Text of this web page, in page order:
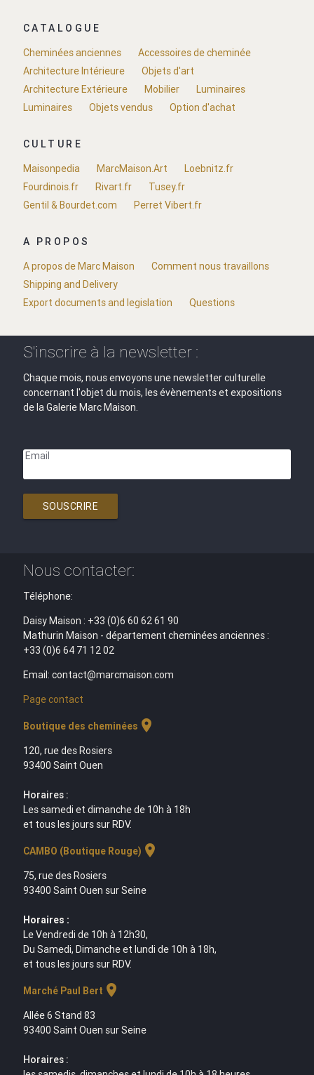
CATALOGUE
Cheminées anciennes
Accessoires de cheminée
Architecture Intérieure
Objets d'art
Architecture Extérieure
Mobilier
Luminaires
Luminaires
Objets vendus Option d'achat
CULTURE
Maisonpedia
MarcMaison.Art
Loebnitz.fr
Fourdinois.fr
Rivart.fr
Tusey.fr
Gentil & Bourdet.com
Perret Vibert.fr
A PROPOS
A propos de Marc Maison
Comment nous travaillons
Shipping and Delivery
Export documents and legislation
Questions
S'inscrire à la newsletter :
Chaque mois, nous envoyons une newsletter culturelle
concernant l'objet du mois, les évènements et expositions
de la Galerie Marc Maison.
Email
SOUSCRIRE
Nous contacter:
Téléphone:
Daisy Maison : +33 (0)6 60 62 61 90
Mathurin Maison - département cheminées anciennes :
+33 (0)6 64 71 12 02
Email: contact@marcmaison.com
Page contact
Boutique des cheminées location_on
120, rue des Rosiers
93400 Saint Ouen
Horaires :
Les samedi et dimanche de 10h à 18h
et tous les jours sur RDV.
CAMBO (Boutique Rouge) location_on
75, rue des Rosiers
93400 Saint Ouen sur Seine
Horaires :
Le Vendredi de 10h à 12h30,
Du Samedi, Dimanche et lundi de 10h à 18h,
et tous les jours sur RDV.
Marché Paul Bert location_on
Allée 6 Stand 83
93400 Saint Ouen sur Seine
Horaires :